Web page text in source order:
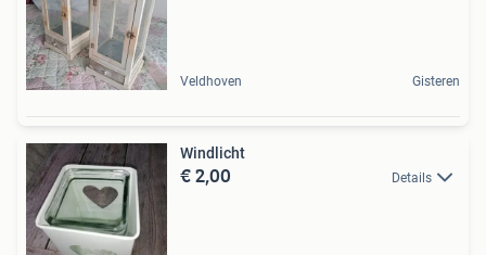
Veldhoven Gisteren
Windlicht
€ 2,00 Details